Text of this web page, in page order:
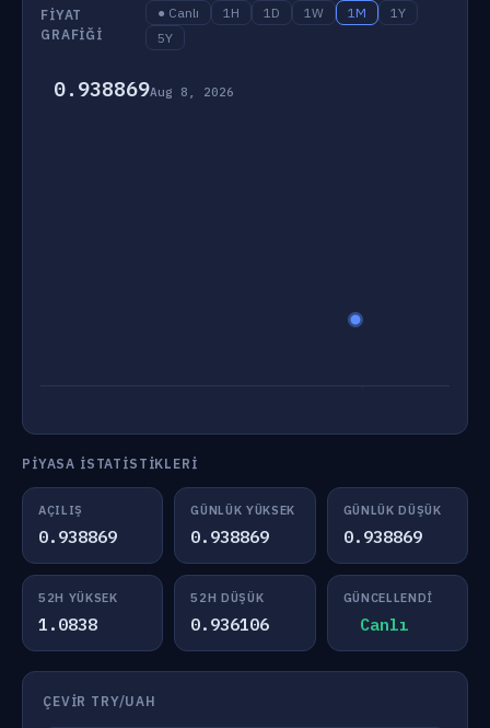
FIYAT
GRAFIĞI
● Canlı 1H 1D 1W 1M
1Y
5Y
0.938869Aug 8, 2026
PIYASA İSTATISTIKLERI
AÇILIŞ
0.938869
GÜNLÜK YÜKSEK
0.938869
GÜNLÜK DÜŞÜK
0.938869
52H YÜKSEK
1.0838
52H DÜŞÜK
0.936106
GÜNCELLENDI
Canlı
ÇEVIR TRY/UAH